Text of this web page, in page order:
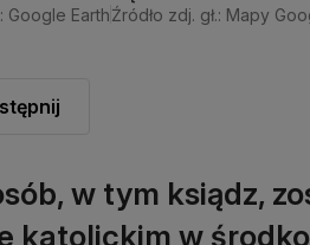
Google EarthŹródło zdj. gł.: Mapy
w tym ksiądz,
katolickim w